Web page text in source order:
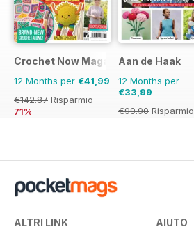
Crochet Now Magazine
12 Months per €41,99
€142.87 Risparmio
71%
Aan de Haak
12 Months per
€33,99
€99.90 Risparmio
ALTRI LINK AIUTO